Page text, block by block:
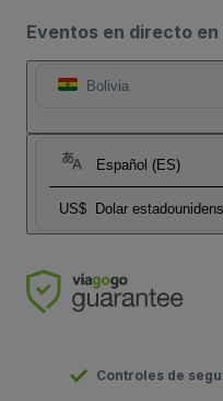
Eventos en directo
Bolivia
Español (ES)
US$ Dolar
Controles de